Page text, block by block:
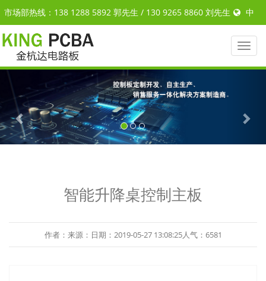
市场部热线：138 1288 5892 郭先生 / 130 9265 8860 刘先生 中
ENGLISH
Toggle
智能升降桌控制主板
作者：来源：日期：2019-05-27 13:08:25人气：6581